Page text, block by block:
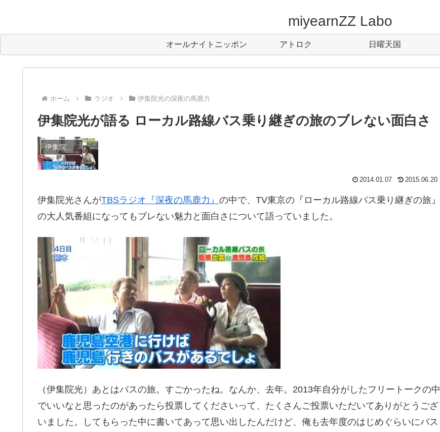
miyearnZZ Labo
オールナイトニッポン アトロク 日曜天国
ホーム ラジオ 伊集院光の深夜の馬鹿力
伊集院光が語る ローカル路線バス乗り継ぎの旅のブレない面白さ
伊集院光の深夜の馬鹿力
2014.01.07 2015.06.20
伊集院光さんがTBSラジオ『深夜の馬鹿力』 の中で、TV東京の『ローカル路線バス乗り継ぎの旅』
の大人気番組になってもブレない魅力と面白さについて語っていました。
（伊集院光）あとはバスの旅。すごかったね。なんか、去年。2013年自分がしたフリートークの中
でいいなと思ったのがあったら投票してくださいって、たくさんご投票いただいてありがとうござ
いました。してもらった中に書いてあって思い出したんだけど、俺も去年度のはじめぐらいにバス